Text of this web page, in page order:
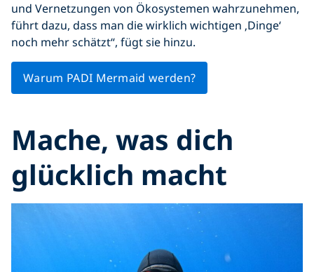
und Vernetzungen von Ökosystemen wahrzunehmen,
führt dazu, dass man die wirklich wichtigen ‚Dinge‘
noch mehr schätzt“, fügt sie hinzu.
Warum PADI Mermaid werden?
Mache, was dich
glücklich macht